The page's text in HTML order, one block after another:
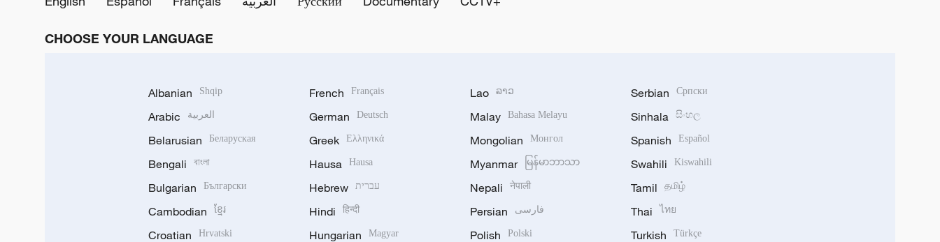
CHOOSE YOUR LANGUAGE
Albanian Shqip
Arabic العربية
Belarusian Беларуская
Bengali বাংলা
Bulgarian Български
Cambodian ខ្មែរ
Croatian Hrvatski
French Français
German Deutsch
Greek Ελληνικά
Hausa Hausa
Hebrew עברית
Hindi हिन्दी
Hungarian Magyar
Lao ລາວ
Malay Bahasa Melayu
Mongolian Монгол
Myanmar မြန်မာဘာသာ
Nepali नेपाली
Persian فارسی
Polish Polski
Serbian Српски
Sinhala සිංහල
Spanish Español
Swahili Kiswahili
Tamil தமிழ்
Thai ไทย
Turkish Türkçe